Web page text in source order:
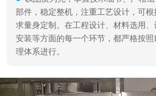
部件，稳定整机，注重工艺设计，可
求量身定制。在工程设计、材料选用
安装等方面的每一个环节，都严格按照
理体系进行。